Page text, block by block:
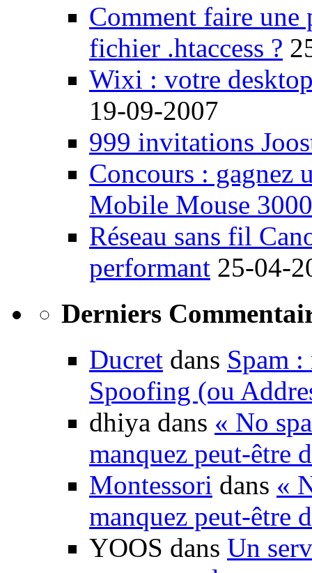
Comment faire une
fichier .htaccess ?
Wixi : votre
19-09-2007
999 invitations
Concours : gagnez
Mobile Mouse 3000
Réseau sans fil
performant 25-04-
Derniers
Ducret dans Spam :
Spoofing (ou
dhiya dans « No
manquez peut-être
Montessori dans «
manquez peut-être
YOOS dans Un